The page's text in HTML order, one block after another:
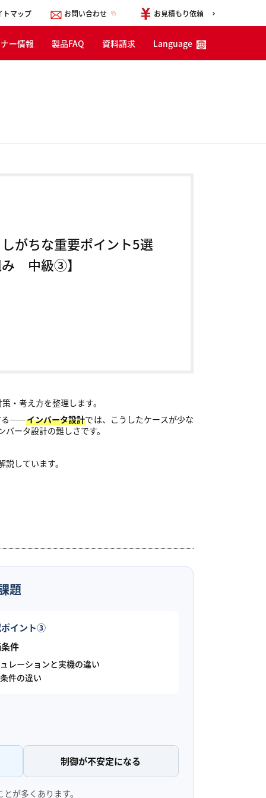
トマップ お問い合わせ お見積もり依頼
ー情報 製品FAQ 資料請求 Language
がちな重要ポイント5選
み 中級③】
・考え方を整理します。
る――インバータ設計では、こうしたケースが少な
ータ設計の難しさです。
説しています。
題
ポイント③
件
レーションと実機の違い
件の違い
制御が不安定になる
が多くあります。